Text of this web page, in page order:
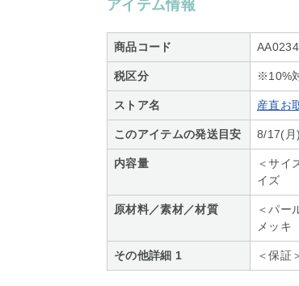
アイテム情報
商品コード
税区分 ※10%
ストア名 産直お
このアイテムの発送目安 8/17(月
内容量
＜サイ
イズ
原材料／素材／材質
＜パー
メッキ
その他詳細 1 ＜保証